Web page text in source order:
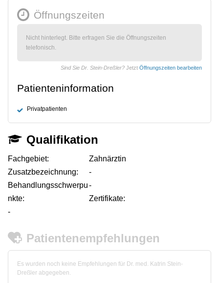
Öffnungszeiten
Nicht hinterlegt. Bitte erfragen Sie die Öffnungszeiten
telefonisch.
Sind Sie Dr. Stein-Dreßler? Jetzt Öffnungszeiten bearbeiten
Patienteninformation
Privatpatienten
Qualifikation
Fachgebiet:
Zahnärztin
Zusatzbezeichnung:
-
Behandlungsschwerpu
nkte:
-
Zertifikate:
-
Patientenempfehlungen
Es wurden noch keine Empfehlungen für Dr. med. Katrin Stein-
Dreßler abgegeben.